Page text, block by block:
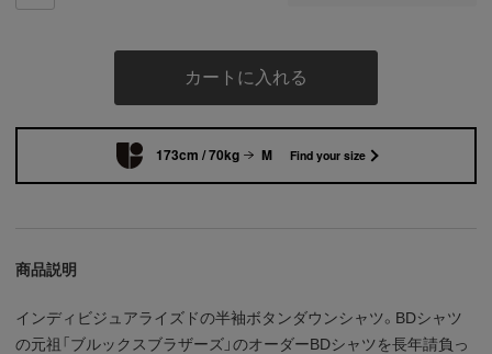
カートに入れる
173cm / 70kg M Find your size
商品説明
インディビジュアライズドの半袖ボタンダウンシャツ。BDシャツ
の元祖「ブルックスブラザーズ」のオーダーBDシャツを長年請負っ